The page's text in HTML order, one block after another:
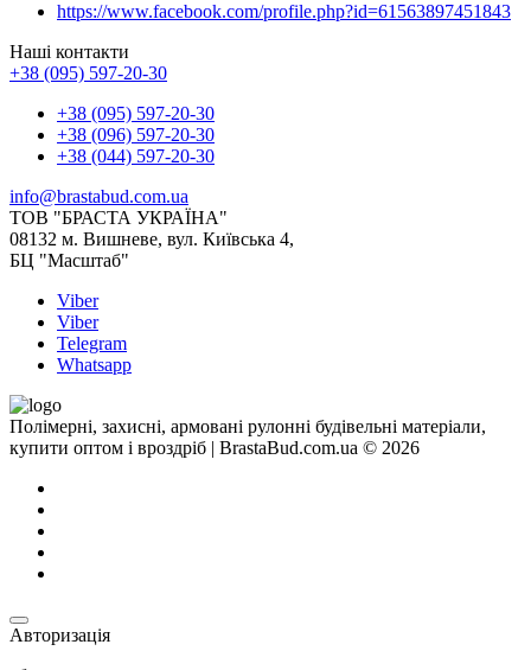
https://www.facebook.com/profile.php?id=61563897451843
Наші контакти
+38 (095) 597-20-30
+38 (095) 597-20-30
+38 (096) 597-20-30
+38 (044) 597-20-30
info@brastabud.com.ua
ТОВ "БРАСТА УКРАЇНА"
08132 м. Вишневе, вул. Київська 4,
БЦ "Масштаб"
Viber
Viber
Telegram
Whatsapp
Полімерні, захисні, армовані рулонні будівельні матеріали,
купити оптом і вроздріб | BrastaBud.com.ua © 2026
Авторизація